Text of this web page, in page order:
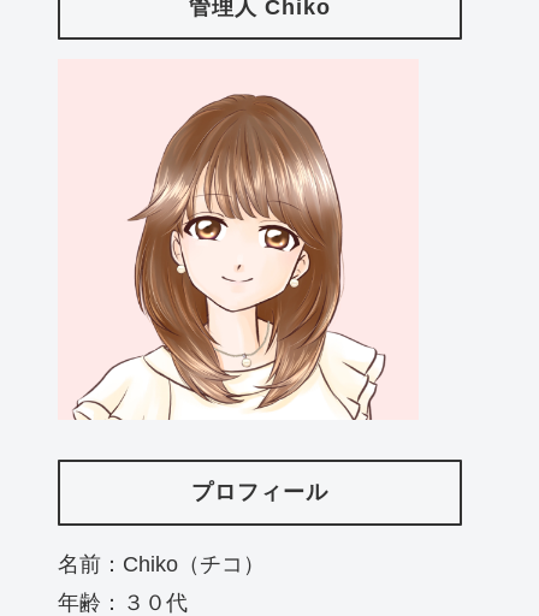
管理人 Chiko
プロフィール
名前：Chiko（チコ）
年齢：３０代